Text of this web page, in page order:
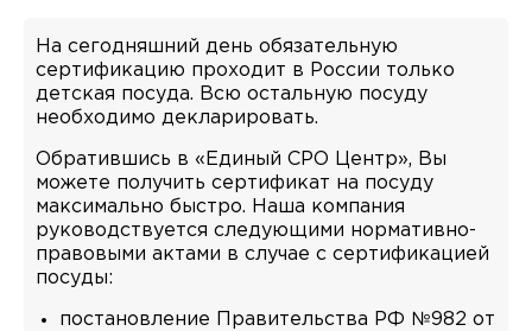
На сегодняшний день обязательную
сертификацию проходит в России только
детская посуда. Всю остальную посуду
необходимо декларировать.
Обратившись в «Единый СРО Центр», Вы
можете получить сертификат на посуду
максимально быстро. Наша компания
руководствуется следующими нормативно-
правовыми актами в случае с сертификацией
посуды:
постановление Правительства РФ №982 от